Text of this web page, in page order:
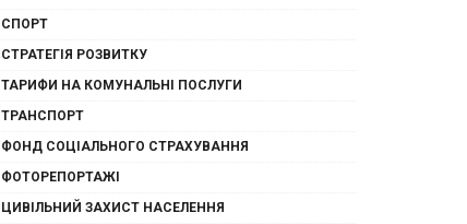
СПОРТ
СТРАТЕГІЯ РОЗВИТКУ
ТАРИФИ НА КОМУНАЛЬНІ ПОСЛУГИ
ТРАНСПОРТ
ФОНД СОЦІАЛЬНОГО СТРАХУВАННЯ
ФОТОРЕПОРТАЖІ
ЦИВІЛЬНИЙ ЗАХИСТ НАСЕЛЕННЯ